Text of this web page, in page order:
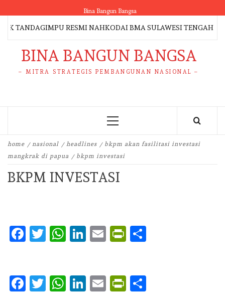
to
content
Bina Bangun Bangsa
RESMI NAHKODAI BMA SULAWESI TENGAH
BINA BANGUN BANGSA
– MITRA STRATEGIS PEMBANGUNAN NASIONAL –
Primary
home nasional headlines
bkpm akan fasilitasi investasi
mangkrak di papua
bkpm investasi
BKPM INVESTASI
Facebook
Twitter
WhatsApp
LinkedIn
EmailPrintFriendly
Facebook
Twitter
WhatsApp
LinkedIn
EmailPrintFriendly